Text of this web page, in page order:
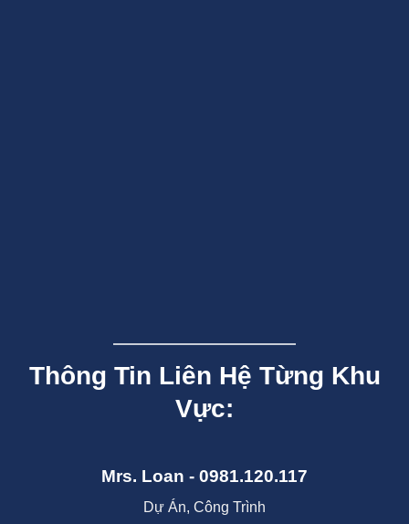
Thông Tin Liên Hệ Từng Khu
Vực:
Mrs. Loan - 0981.120.117
Dự Án, Công Trình